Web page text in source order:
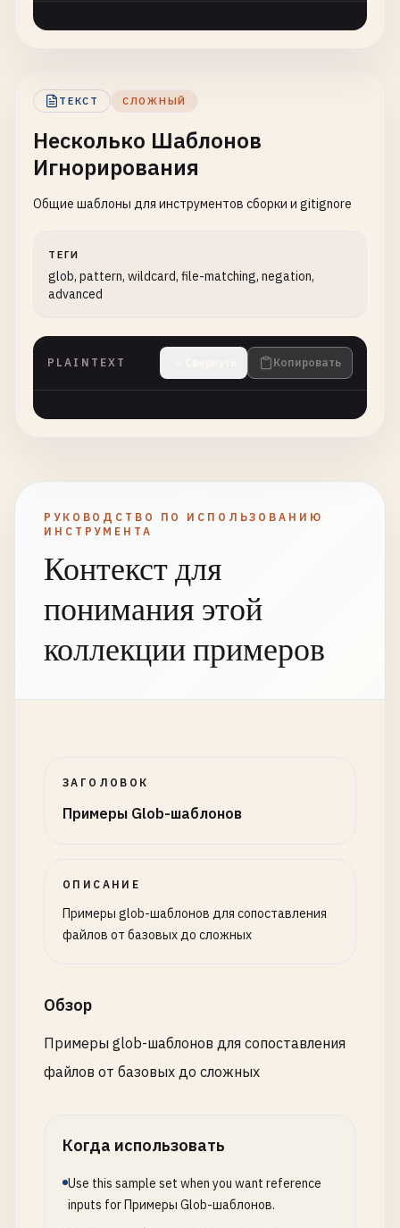
ТЕКСТ СЛОЖНЫЙ
Несколько Шаблонов
Игнорирования
Общие шаблоны для инструментов сборки и gitignore
ТЕГИ
glob, pattern, wildcard, file-matching, negation,
advanced
PLAINTEXT Копировать
РУКОВОДСТВО ПО ИСПОЛЬЗОВАНИЮ
ИНСТРУМЕНТА
Контекст для
понимания этой
коллекции примеров
ЗАГОЛОВОК
Примеры Glob-шаблонов
ОПИСАНИЕ
Примеры glob-шаблонов для сопоставления
файлов от базовых до сложных
Обзор
Примеры glob-шаблонов для сопоставления
файлов от базовых до сложных
Когда использовать
Use this sample set when you want reference
inputs for Примеры Glob-шаблонов.